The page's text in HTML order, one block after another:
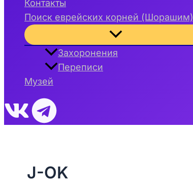
Контакты
Поиск еврейских корней (Шорашим)
Переключатель
меню
Захоронения
Переписи
Музей
J-OK